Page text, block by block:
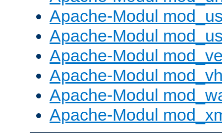
Apache-Modul
Apache-Modul
Apache-Modul
Apache-Modul
Apache-Modul
Apache-Modul